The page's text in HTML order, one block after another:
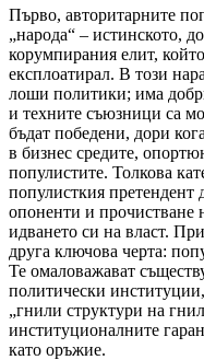
Първо, авторитарните
„народа“ – истинското,
корумпирания елит,
експлоатирал. В този
лоши политики; има
и техните съюзници са
бъдат победени, дори
в бизнес средите,
популистите. Толкова
популисткия претендент
опоненти и прочистване
идването си на власт.
друга ключова черта:
Те омаловажават
политически
„гнили структури на
институционалните
като оръжие.